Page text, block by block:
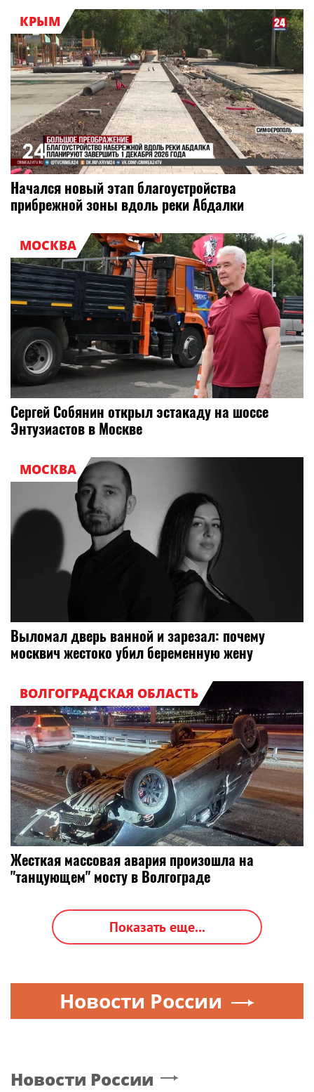
КРЫМ
Начался новый этап благоустройства
прибрежной зоны вдоль реки Абдалки
МОСКВА
Сергей Собянин открыл эстакаду на шоссе
Энтузиастов в Москве
МОСКВА
Выломал дверь ванной и зарезал: почему
москвич жестоко убил беременную жену
ВОЛГОГРАДСКАЯ ОБЛАСТЬ
Жесткая массовая авария произошла на
"танцующем" мосту в Волгограде
Показать еще...
Новости России
Новости России